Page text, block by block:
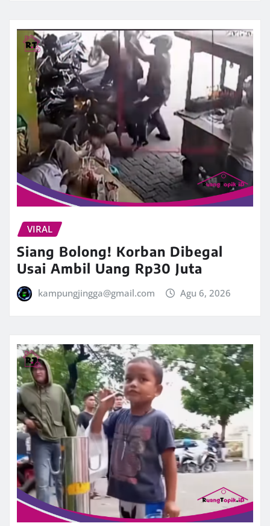
VIRAL
Siang Bolong! Korban Dibegal
Usai Ambil Uang Rp30 Juta
kampungjingga@gmail.com Agu 6, 2026